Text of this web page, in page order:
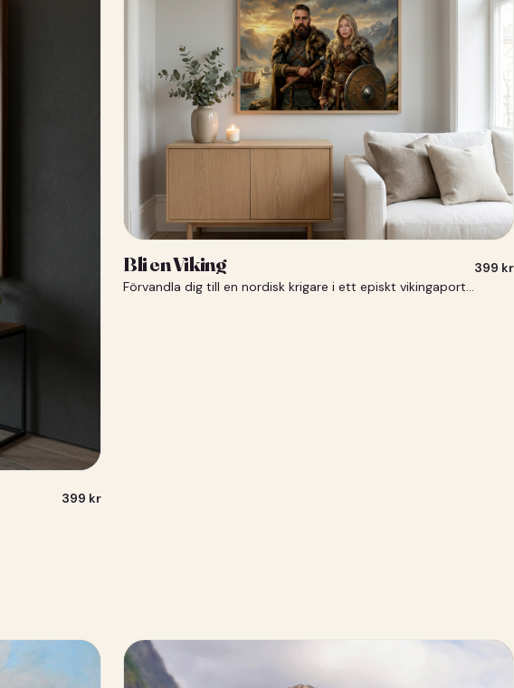
399 kr
Bli en Viking
Förvandla dig till en nordisk krigare i ett episkt vikingaporträtt.
399 kr